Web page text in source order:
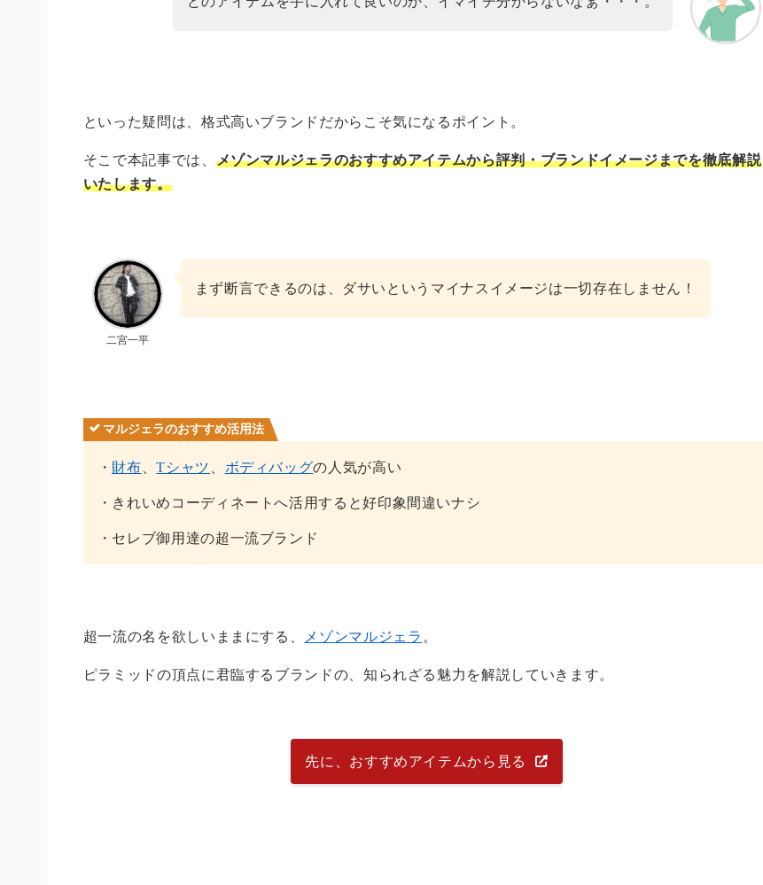
といった疑問は、格式高いブランドだからこそ気になるポイント。
そこで本記事では、 メゾンマルジェラのおすすめアイテムから評判・ブランドイメージまでを徹底解説
いたします。
二宮一平
まず断言できるのは、ダサいというマイナスイメージは一切存在しません！
マルジェラのおすすめ活用法
・ 財布 、Tシャツ ボディバッグの人気が高い
・きれいめコーディネートへ活用すると好印象間違いナシ
・セレブ御用達の超一流ブランド
超一流の名を欲しいままにする、 メゾンマルジェラ 。
ピラミッドの頂点に君臨するブランドの、知られざる魅力を解説していきます。
先に、おすすめアイテムから見る